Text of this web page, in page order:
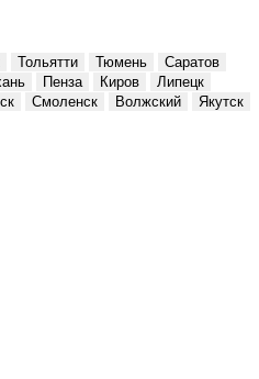
Тольятти Тюмень
Саратов
Пенза Киров
Липецк
Смоленск Волжский
Якутск